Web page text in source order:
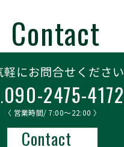
軽にお問合せください
090-2475-4172
〈 営業時間/ 7:00〜22:00 〉
Contact